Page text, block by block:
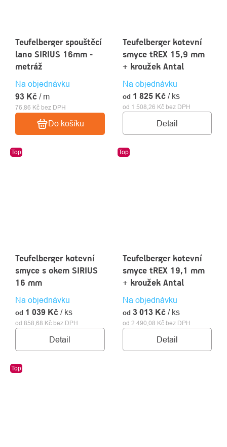
Teufelberger spouštěcí
lano SIRIUS 16mm -
metráž
Na objednávku
76,86 Kč bez DPH
93 Kč / m
Do košíku
Teufelberger kotevní
smyce tREX 15,9 mm
+ kroužek Antal
Na objednávku
od 1 508,26 Kč bez DPH
od 1 825 Kč / ks
Detail
Top
Teufelberger kotevní
smyce s okem SIRIUS
16 mm
Na objednávku
od 858,68 Kč bez DPH
od 1 039 Kč / ks
Detail
Top
Teufelberger kotevní
smyce tREX 19,1 mm
+ kroužek Antal
Na objednávku
od 2 490,08 Kč bez DPH
od 3 013 Kč / ks
Detail
Top